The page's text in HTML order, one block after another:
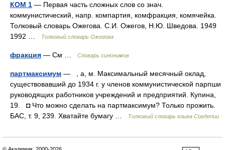
КОМ 1 — Первая часть сложных слов со знач.
коммунистический, напр. компартия, комфракция, комячейка.
Толковый словарь Ожегова. С.И. Ожегов, Н.Ю. Шведова. 1949
1992 …
Толковый словарь Ожегова
фракция — См … Словарь синонимов
партмаксимум — , а, м. Максимальный месячный оклад,
существовавший до 1934 г. у членов коммунистической парпши
руководящих работников учреждений и предприятий. Купина,
19. ◘ Что можно сделать на партмаксимум? Только прожить.
БАС, т. 9, 239. Хватайте бумагу …
Толковый словарь языка Совдепии